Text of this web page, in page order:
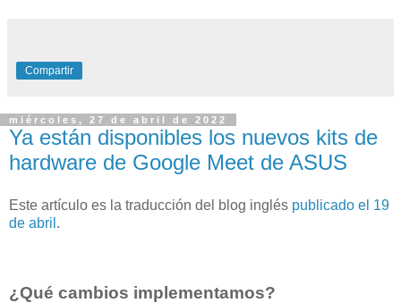
Compartir
miércoles, 27 de abril de 2022
Ya están disponibles los nuevos kits de
hardware de Google Meet de ASUS
Este artículo es la traducción del blog inglés publicado el 19
de abril .
¿Qué cambios implementamos?